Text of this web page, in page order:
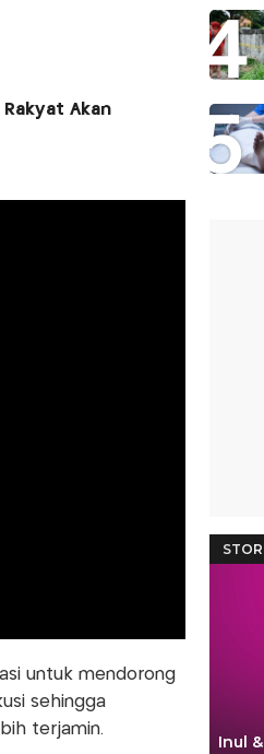
Akan
untuk mendorong
sehingga
terjamin.